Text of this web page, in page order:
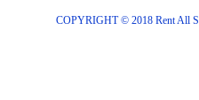
COPYRIGHT © 2018 Rent All